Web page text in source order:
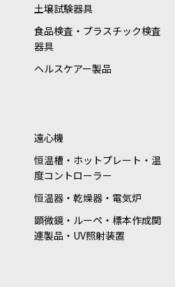
土壌試験器具
食品検査・プラスチック検査
器具
ヘルスケアー製品
遠心機
恒温槽・ホットプレート・温
度コントローラー
恒温器・乾燥器・電気炉
顕微鏡・ルーペ・標本作成関
連製品・UV照射装置